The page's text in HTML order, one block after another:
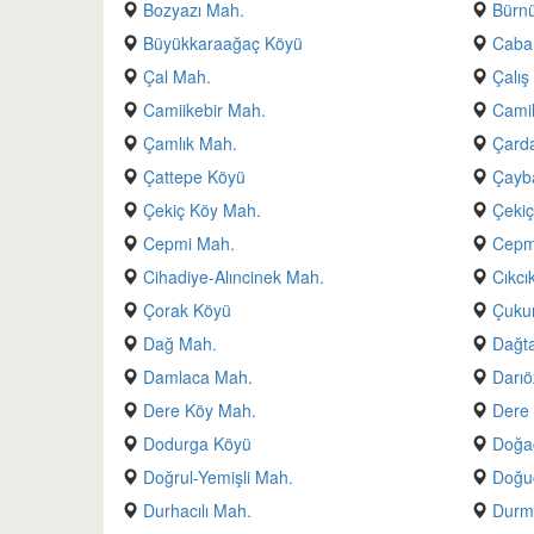
Bozyazı Mah.
Büyükkaraağaç Köyü
Çal Mah.
Camiikebir Mah.
Çamlık Mah.
Çattepe Köyü
Çekiç Köy Mah.
Cepmi Mah.
Cihadiye-Alıncinek Mah.
Çorak Köyü
Dağ Mah.
Damlaca Mah.
Dere Köy Mah.
Dodurga Köyü
Doğrul-Yemişli Mah.
Durhacılı Mah.